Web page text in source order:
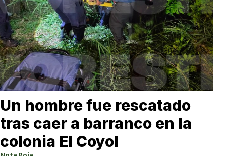
Un hombre fue rescatado
tras caer a barranco en la
colonia El Coyol